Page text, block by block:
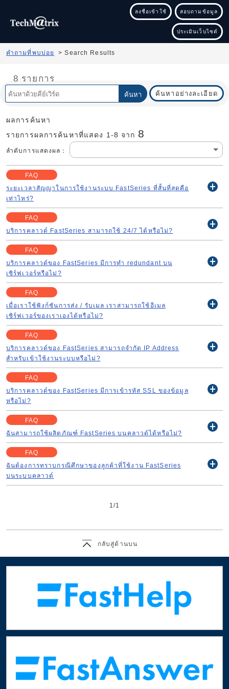
ลงชื่อเข้าใช้ สอบถามข้อมูล
ประเมินเว็บไซต์
คำถามที่พบบ่อย > Search Results
8 รายการ
ค้นหา ค้นหาอย่างละเอียด
ผลการค้นหา
รายการผลการค้นหาที่แสดง 1-8 จาก 8
ลำดับการแสดงผล ：
FAQ
ระยะเวลาสัญญาในการใช้งานระบบ FastSeries ที่สั้นที่สุดคือ
เท่าไหร่?
く
FAQ
บริการคลาวด์ FastSeries สามารถใช้ 24/7 ได้หรือไม่?
FAQ
บริการคลาวด์ของ FastSeries มีการทำ redundant บน
เซิร์ฟเวอร์หรือไม่?
く
FAQ
เมื่อเราใช้ฟังก์ชันการส่ง / รับเมล เราสามารถใช้อีเมล
เซิร์ฟเวอร์ของเราเองได้หรือไม่?
く
FAQ
บริการคลาวด์ของ FastSeries สามารถจำกัด IP Address
สำหรับเข้าใช้งานระบบหรือไม่?
く
FAQ
บริการคลาวด์ของ FastSeries มีการเข้ารหัส SSL ของข้อมูล
หรือไม่?
く
FAQ
ฉันสามารถใช้ผลิตภัณฑ์ FastSeries บนคลาวด์ได้หรือไม่?
FAQ
ฉันต้องการทราบกรณีศึกษาของลูกค้าที่ใช้งาน FastSeries
บนระบบคลาวด์
く
1 /1
กลับสู่ด้านบน